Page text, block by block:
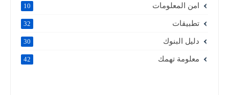
امن المعلومات 10
تطبيقات 32
دليل البنوك 30
معلومة تهمك 42